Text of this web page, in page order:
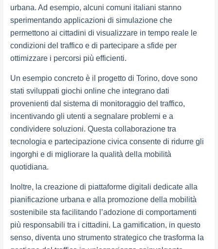
urbana. Ad esempio, alcuni comuni italiani stanno
sperimentando applicazioni di simulazione che
permettono ai cittadini di visualizzare in tempo reale le
condizioni del traffico e di partecipare a sfide per
ottimizzare i percorsi più efficienti.
Un esempio concreto è il progetto di Torino, dove sono
stati sviluppati giochi online che integrano dati
provenienti dal sistema di monitoraggio del traffico,
incentivando gli utenti a segnalare problemi e a
condividere soluzioni. Questa collaborazione tra
tecnologia e partecipazione civica consente di ridurre gli
ingorghi e di migliorare la qualità della mobilità
quotidiana.
Inoltre, la creazione di piattaforme digitali dedicate alla
pianificazione urbana e alla promozione della mobilità
sostenibile sta facilitando l’adozione di comportamenti
più responsabili tra i cittadini. La gamification, in questo
senso, diventa uno strumento strategico che trasforma la